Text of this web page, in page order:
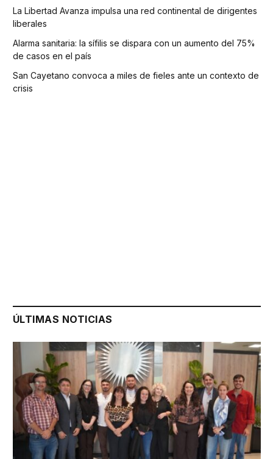
La Libertad Avanza impulsa una red continental de dirigentes
liberales
Alarma sanitaria: la sífilis se dispara con un aumento del 75%
de casos en el país
San Cayetano convoca a miles de fieles ante un contexto de
crisis
ÚLTIMAS NOTICIAS